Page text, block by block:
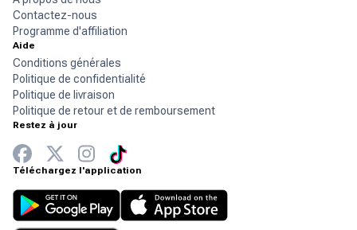
Contactez-nous
Programme d'affiliation
Aide
Conditions générales
Politique de confidentialité
Politique de livraison
Politique de retour et de remboursement
Restez à jour
Téléchargez l'application